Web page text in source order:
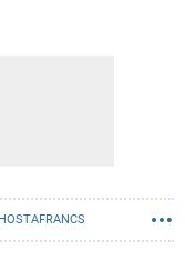
HOSTAFRANCS